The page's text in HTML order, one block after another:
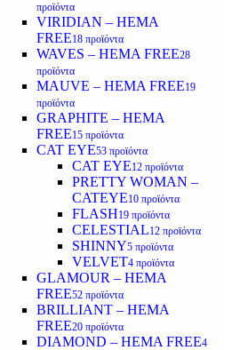
προϊόντα
VIRIDIAN – HEMA
FREE18 προϊόντα
WAVES – HEMA FREE28
προϊόντα
MAUVE – HEMA FREE19
προϊόντα
GRAPHITE – HEMA
FREE15 προϊόντα
CAT EYE53 προϊόντα
CAT EYE12 προϊόντα
PRETTY WOMAN –
CATEYE10 προϊόντα
FLASH19 προϊόντα
CELESTIAL12 προϊόντα
SHINNY5 προϊόντα
VELVET4 προϊόντα
GLAMOUR – HEMA
FREE52 προϊόντα
BRILLIANT – HEMA
FREE20 προϊόντα
DIAMOND – HEMA FREE4